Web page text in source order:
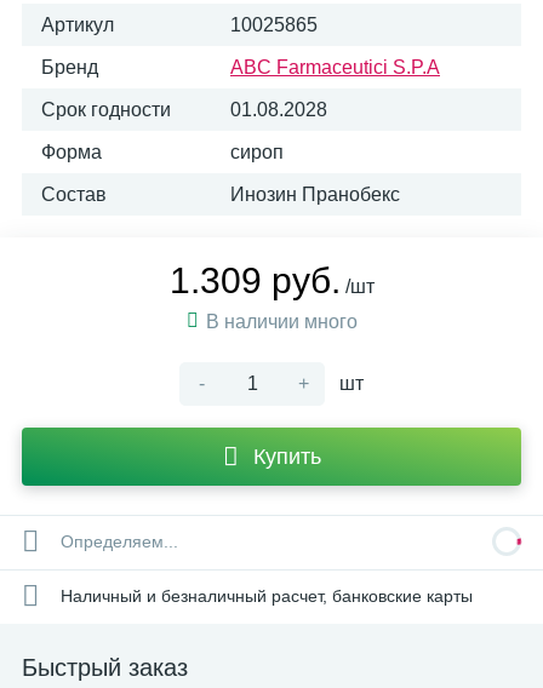
Артикул 10025865
Бренд ABC Farmaceutici S.P.A
Срок годности 01.08.2028
Форма сироп
Состав Инозин Пранобекс
1.309 руб. /шт
В наличии много
- + шт
Купить
Определяем...
Наличный и безналичный расчет, банковские карты
Быстрый заказ